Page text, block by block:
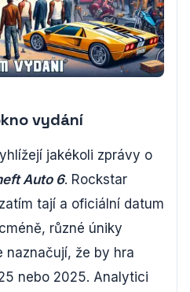
vydání
jakékoli zprávy o
Auto 6. Rockstar
tají a oficiální datum
různé úniky
naznačují, že by hra
nebo 2025. Analytici